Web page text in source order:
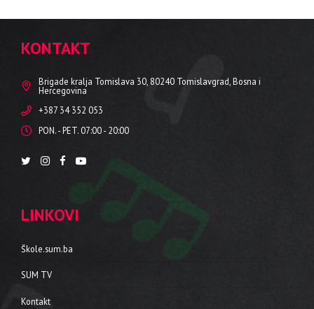
KONTAKT
Brigade kralja Tomislava 30, 80240 Tomislavgrad, Bosna i
Hercegovina
+387 34 352 053
PON. - PET. 07:00 - 20:00
LINKOVI
Škole.sum.ba
SUM TV
Kontakt